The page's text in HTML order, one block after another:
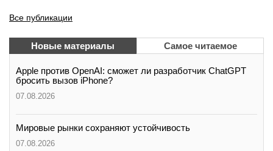
Все публикации
Новые материалы Самое читаемое
Apple против OpenAI: сможет ли разработчик ChatGPT
бросить вызов iPhone?
07.08.2026
Мировые рынки сохраняют устойчивость
07.08.2026